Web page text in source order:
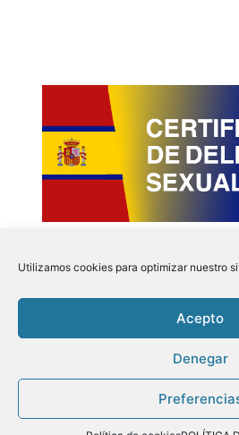
Utilizamos cookies para optimizar nuestro
Acepto
Denegar
Politica de
Cookies
| Tu